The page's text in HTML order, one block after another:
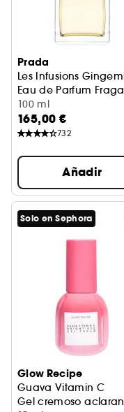
Prada
Les Infusions
Eau de Parfum
100 ml
165,00 €
732
Añadir
Solo en Sephora
Glow Recipe
Guava Vitamin C
Gel cremoso